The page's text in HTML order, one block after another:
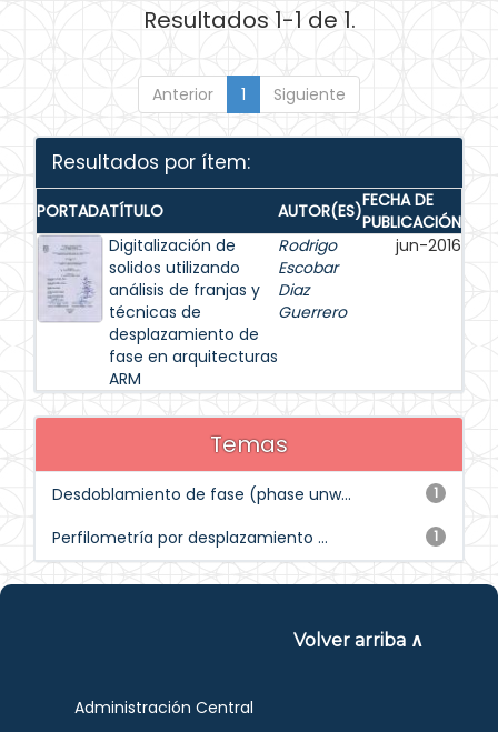
Resultados 1-1 de 1.
Anterior 1 Siguiente
Resultados por ítem:
PORTADATÍTULO AUTOR(ES)FECHA DE
PUBLICACIÓN
Digitalización de
solidos utilizando
análisis de franjas y
técnicas de
desplazamiento de
fase en arquitecturas
ARM
Rodrigo
Escobar
Diaz
Guerrero
jun-2016
Temas
1
Desdoblamiento de fase (phase unw...
1
Perfilometría por desplazamiento ...
Volver arriba ∧
Administración Central